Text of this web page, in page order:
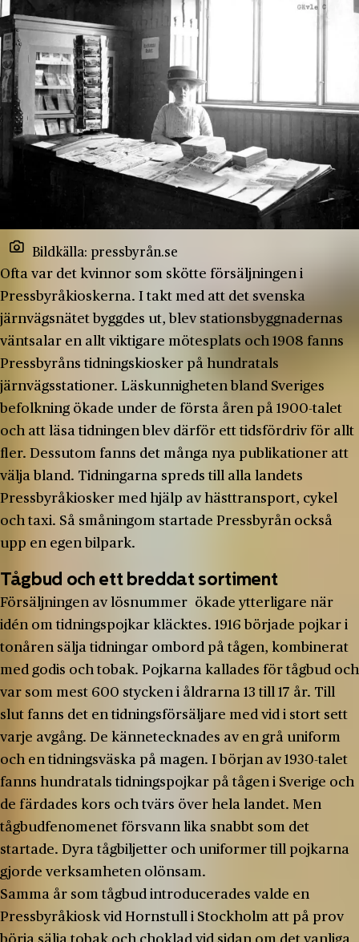
Bildkälla: pressbyrån.se
Ofta var det kvinnor som skötte försäljningen i
Pressbyråkioskerna. I takt med att det svenska
järnvägsnätet byggdes ut, blev stationsbyggnadernas
väntsalar en allt viktigare mötesplats och 1908 fanns
Pressbyråns tidningskiosker på hundratals
järnvägsstationer. Läskunnigheten bland Sveriges
befolkning ökade under de första åren på 1900-talet
och att läsa tidningen blev därför ett tidsfördriv för allt
fler. Dessutom fanns det många nya publikationer att
välja bland. Tidningarna spreds till alla landets
Pressbyråkiosker med hjälp av hästtransport, cykel
och taxi. Så småningom startade Pressbyrån också
upp en egen bilpark.
Tågbud och ett breddat sortiment
Försäljningen av lösnummer ökade ytterligare när
idén om tidningspojkar kläcktes. 1916 började pojkar i
tonåren sälja tidningar ombord på tågen, kombinerat
med godis och tobak. Pojkarna kallades för tågbud och
var som mest 600 stycken i åldrarna 13 till 17 år. Till
slut fanns det en tidningsförsäljare med vid i stort sett
varje avgång. De kännetecknades av en grå uniform
och en tidningsväska på magen. I början av 1930-talet
fanns hundratals tidningspojkar på tågen i Sverige och
de färdades kors och tvärs över hela landet. Men
tågbudfenomenet försvann lika snabbt som det
startade. Dyra tågbiljetter och uniformer till pojkarna
gjorde verksamheten olönsam.
Samma år som tågbud introducerades valde en
Pressbyråkiosk vid Hornstull i Stockholm att på prov